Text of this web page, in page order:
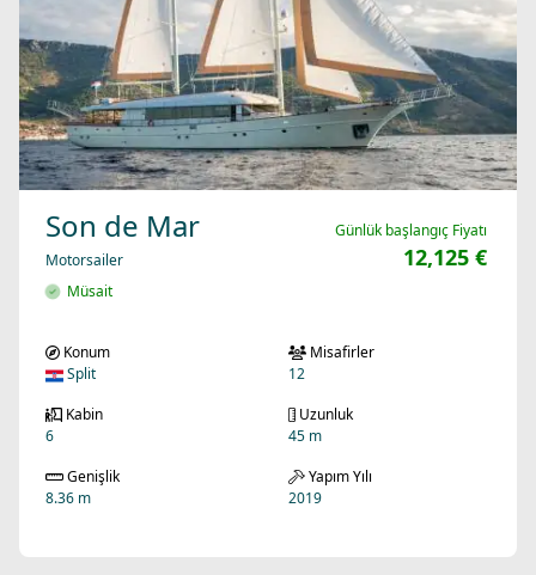
Son de Mar
Motorsailer
Müsait
Günlük başlangıç Fiyatı
12,125 €
Konum
Split
Misafirler
12
Kabin
6
Uzunluk
45 m
Genişlik
8.36 m
Yapım Yılı
2019